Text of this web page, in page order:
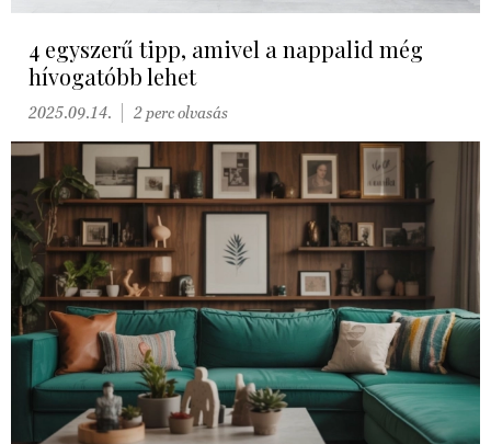
4 egyszerű tipp, amivel a nappalid még
hívogatóbb lehet
2025.09.14. 2 perc olvasás